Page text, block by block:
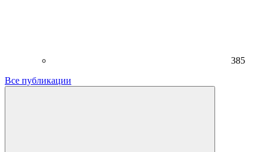
385
Все публикации